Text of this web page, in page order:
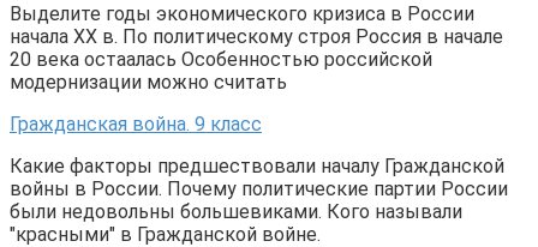
Выделите годы экономического кризиса в России
начала XX в. По политическому строя Россия в начале
20 века остаалась Особенностью российской
модернизации можно считать
Гражданская война. 9 класс
Какие факторы предшествовали началу Гражданской
войны в России. Почему политические партии России
были недовольны большевиками. Кого называли
"красными" в Гражданской войне.